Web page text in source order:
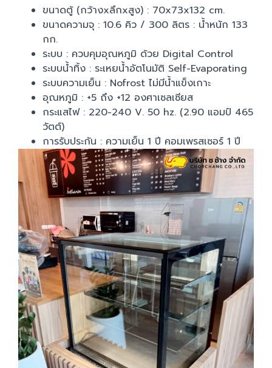
ขนาดตู้ (กว้างxลึกxสูง) : 70x73x132 cm.
ขนาดความจุ : 10.6 คิว / 300 ลิตร : น้ำหนัก 133
กก.
ระบบ : ควบคุมอุณหภูมิ ด้วย Digital Control
ระบบน้ำทิ้ง : ระเหยน้ำอัตโนมัติ Self-Evaporating
ระบบความเย็น : Nofrost ไม่มีน้ำแข็งเกาะ
อุณหภูมิ : +5 ถึง +12 องศาเซลเซียส
กระแสไฟ : 220-240 V. 50 hz. (2.90 แอมป์ 465
วัตต์)
การรับประกัน : ความเย็น 1 ปี คอมเพรสเซอร์ 1 ปี